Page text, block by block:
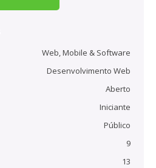
Web, Mobile & Software
Desenvolvimento Web
Aberto
Iniciante
Público
9
13